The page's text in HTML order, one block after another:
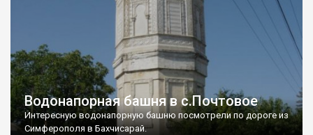
Водонапорная башня в с.Почтовое
Интересную водонапорную башню посмотрели по дороге из
Симферополя в Бахчисарай.